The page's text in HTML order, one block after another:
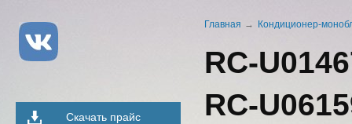
Главная Кондиционер-
RC-
RC-
Скачать прайс